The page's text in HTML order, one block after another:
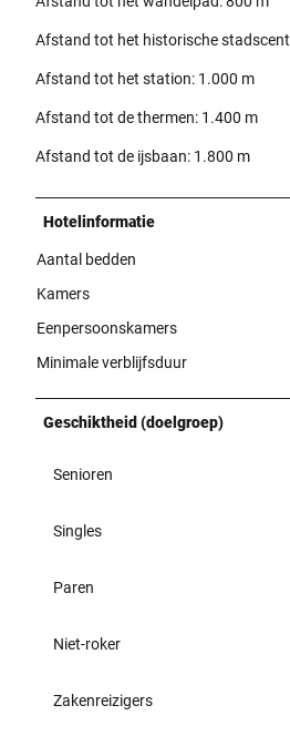
Afstand tot het historische
Afstand tot het station: 1.000 m
Afstand tot de thermen: 1.400 m
Afstand tot de ijsbaan: 1.800 m
Hotelinformatie
Aantal bedden
Kamers
Eenpersoonskamers
Minimale verblijfsduur
Geschiktheid (doelgroep)
Senioren
Singles
Paren
Niet-roker
Zakenreizigers